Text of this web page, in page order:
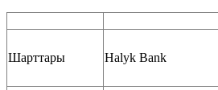
Шарттары Halyk Bank